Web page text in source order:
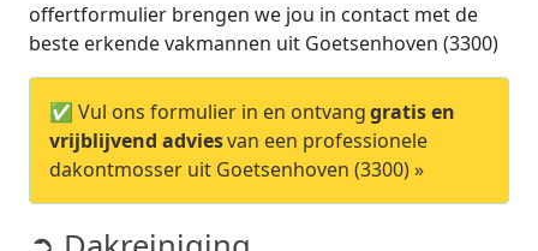
offertformulier brengen we jou in contact met de
beste erkende vakmannen uit Goetsenhoven (3300)
✅ Vul ons formulier in en ontvanggratis en
vrijblijvend adviesvan een professionele
dakontmosser uit Goetsenhoven (3300) »